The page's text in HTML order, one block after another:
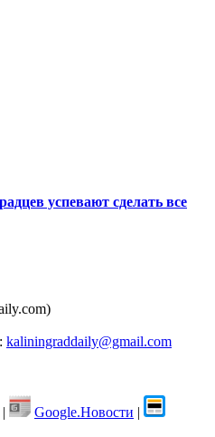
успевают сделать все
kaliningraddaily@gmail.com
| Google.Новости |